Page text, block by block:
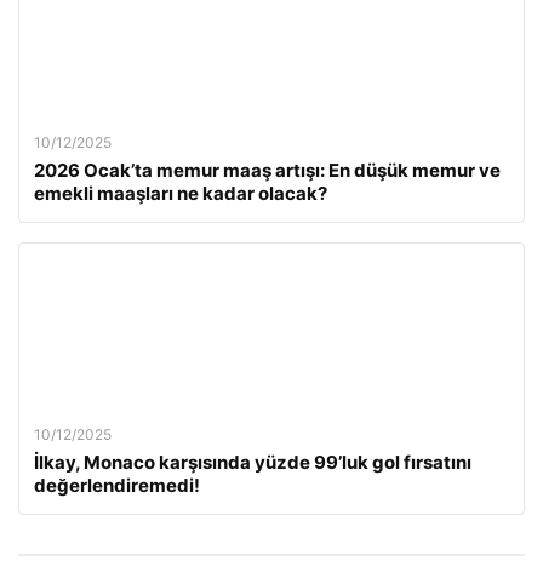
10/12/2025
2026 Ocak’ta memur maaş artışı: En düşük memur ve
emekli maaşları ne kadar olacak?
10/12/2025
İlkay, Monaco karşısında yüzde 99’luk gol fırsatını
değerlendiremedi!